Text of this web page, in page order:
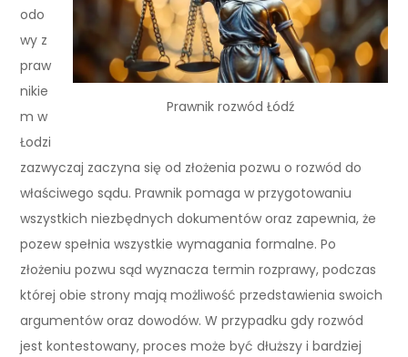
Prawnik rozwód Łódź
odo
wy z
praw
nikie
m w
Łodzi
zazwyczaj zaczyna się od złożenia pozwu o rozwód do
właściwego sądu. Prawnik pomaga w przygotowaniu
wszystkich niezbędnych dokumentów oraz zapewnia, że
pozew spełnia wszystkie wymagania formalne. Po
złożeniu pozwu sąd wyznacza termin rozprawy, podczas
której obie strony mają możliwość przedstawienia swoich
argumentów oraz dowodów. W przypadku gdy rozwód
jest kontestowany, proces może być dłuższy i bardziej